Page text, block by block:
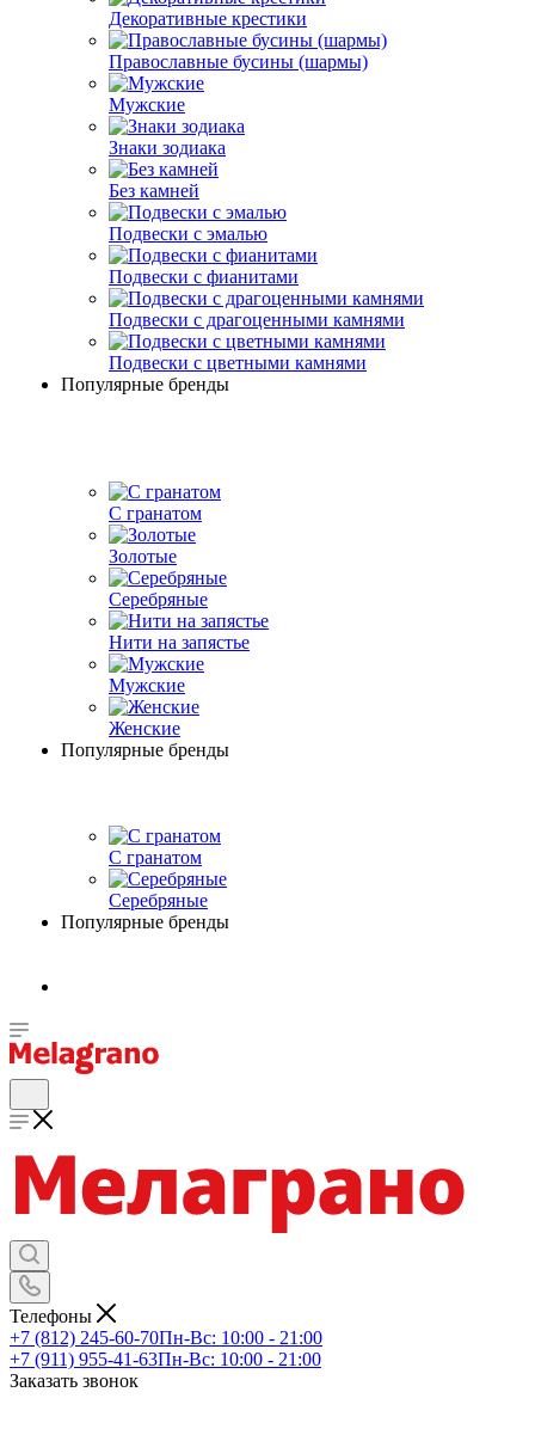
Декоративные крестики
Православные бусины (шармы)
Мужские
Знаки зодиака
Без камней
Подвески с эмалью
Подвески с фианитами
Подвески с драгоценными камнями
Подвески с цветными камнями
Популярные бренды
С гранатом
Золотые
Серебряные
Нити на запястье
Мужские
Женские
Популярные бренды
С гранатом
Серебряные
Популярные бренды
Телефоны
+7 (812) 245-60-70Пн-Вс: 10:00 - 21:00
+7 (911) 955-41-63Пн-Вс: 10:00 - 21:00
Заказать звонок